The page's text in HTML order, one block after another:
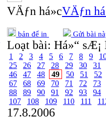
VÄƒn há»cVÄƒn
bản để in Gửi bài
Loạt bài: Há»“ sÆ¡
1 2 3 4 5 6 7 8 9
25
26 27 28 29 30
31
46
47 48 49 50 51
52
67
68 69 70 71 72
73
88
89 90 91 92 93
94
107
108 109 110 111
17.8.2006